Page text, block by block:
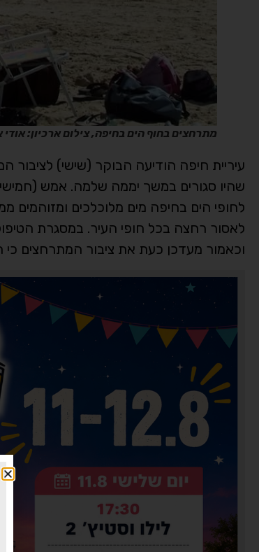
מתרחצים בחוף הים בחיפה, צילום ארכיון:
עיריית חיפה הודיעה הבוקר (שישי)
שהיו סגורים במשך יממה שלמה. אמש
לחופי הים בחיפה מים מלוכלכים ומזוהמים
לאסור רחצה בכל חופי העיר. במסגרת
וכאמור מעדכן כעת את ציבור המתרחצים